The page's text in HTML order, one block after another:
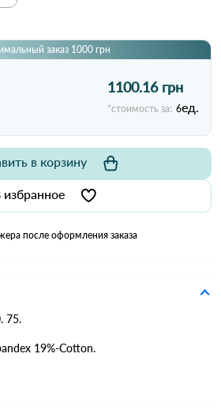
заказ 1000 грн
1100.16 грн
*стоимость за: 6ед.
избранное
в корзину
после оформления заказа
75.
19%-Cotton.